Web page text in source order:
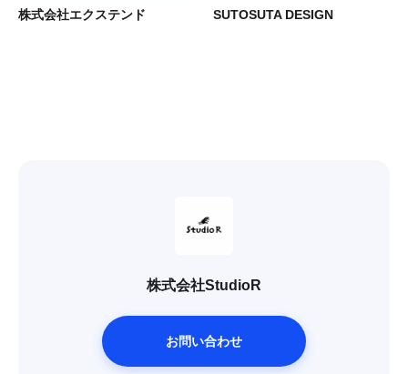
株式会社エクステンド SUTOSUTA DESIGN
株式会社StudioR
お問い合わせ